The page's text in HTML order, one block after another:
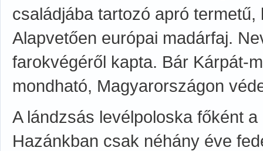
családjába tartozó apró
Alapvetően európai madárfaj.
farokvégéről kapta. Bár Kárpát-
mondható, Magyarországon
A lándzsás levélpoloska főként
Hazánkban csak néhány éve